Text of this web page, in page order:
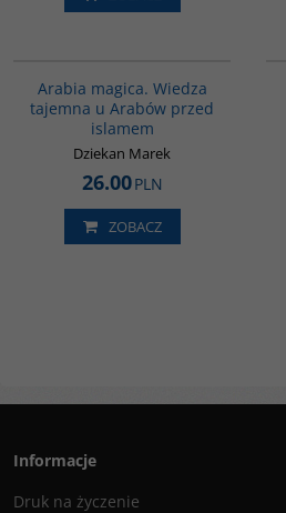
Arabia magica. Wiedza
tajemna u Arabów przed
islamem
Dziekan Marek
26.00PLN
ZOBACZ
Informacje
Druk na życzenie